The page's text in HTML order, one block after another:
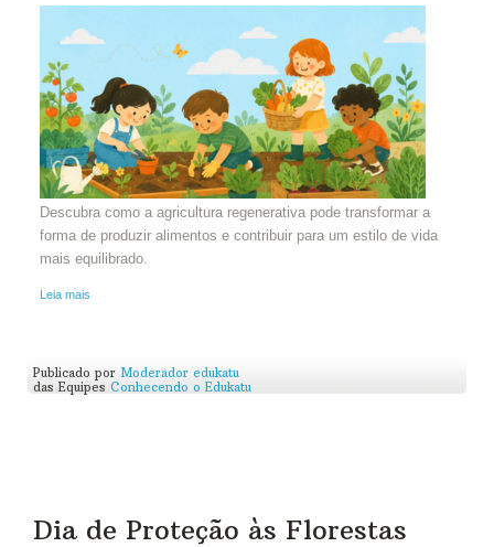
Descubra como a agricultura regenerativa pode transformar a
forma de produzir alimentos e contribuir para um estilo de vida
mais equilibrado.
Leia mais
Publicado por Moderador edukatu
das Equipes Conhecendo o Edukatu
Dia de Proteção às Florestas